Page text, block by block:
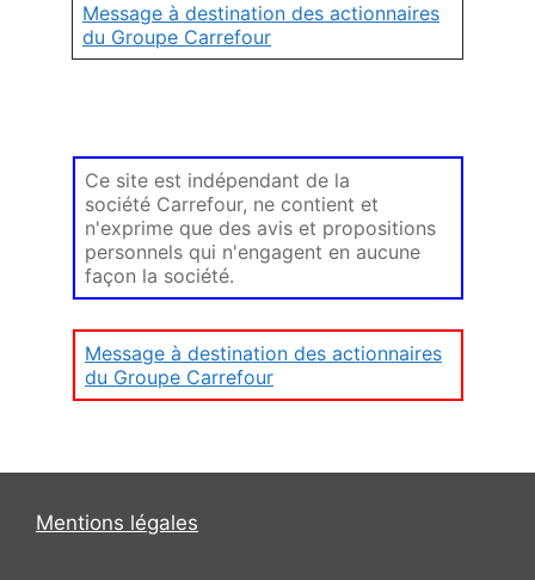
Message à destination des actionnaires
du Groupe Carrefour
Ce site est indépendant de la
société Carrefour, ne contient et
n'exprime que des avis et propositions
personnels qui n'engagent en aucune
façon la société.
Message à destination des actionnaires
du Groupe Carrefour
Mentions légales